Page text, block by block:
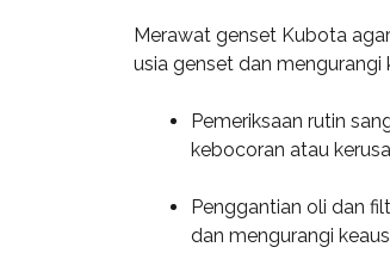
Merawat genset Kubota
usia genset dan mengurangi
Pemeriksaan rutin
kebocoran atau
Penggantian oli dan
dan mengurangi